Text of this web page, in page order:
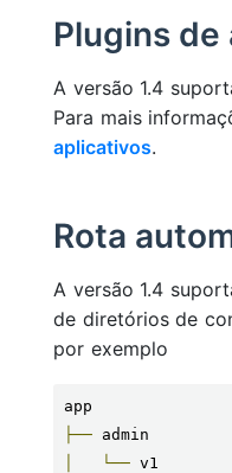
Plugins
A versão 1.4
Para mais
aplicativos.
Rota
A versão 1.4
de diretórios de
por exemplo
├──
└──